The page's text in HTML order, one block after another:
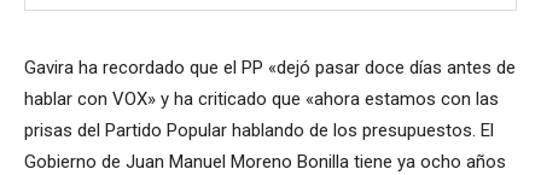
Gavira ha recordado que el PP «dejó pasar doce días antes de
hablar con VOX» y ha criticado que «ahora estamos con las
prisas del Partido Popular hablando de los presupuestos. El
Gobierno de Juan Manuel Moreno Bonilla tiene ya ocho años